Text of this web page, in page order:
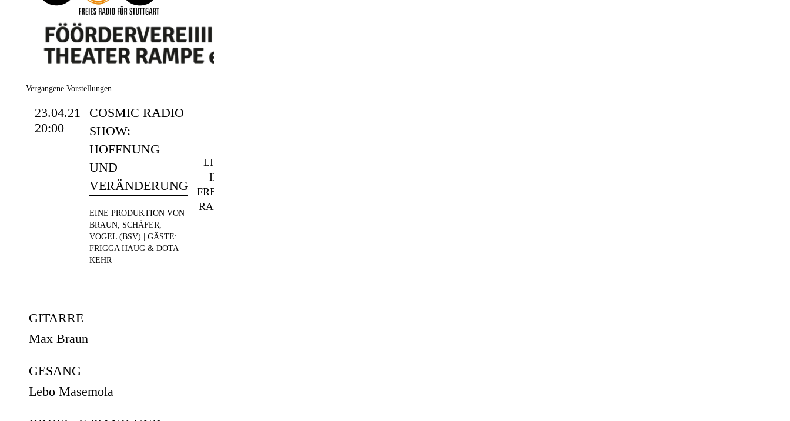
Vergangene Vorstellungen
23.04.21
20:00
COSMIC RADIO
SHOW:
HOFFNUNG
UND
VERÄNDERUNG
EINE PRODUKTION VON
BRAUN, SCHÄFER,
VOGEL (BSV) | GÄSTE:
FRIGGA HAUG & DOTA
KEHR
LIVE
IM
FREIEN
RADIO
GITARRE
Max Braun
GESANG
Lebo Masemola